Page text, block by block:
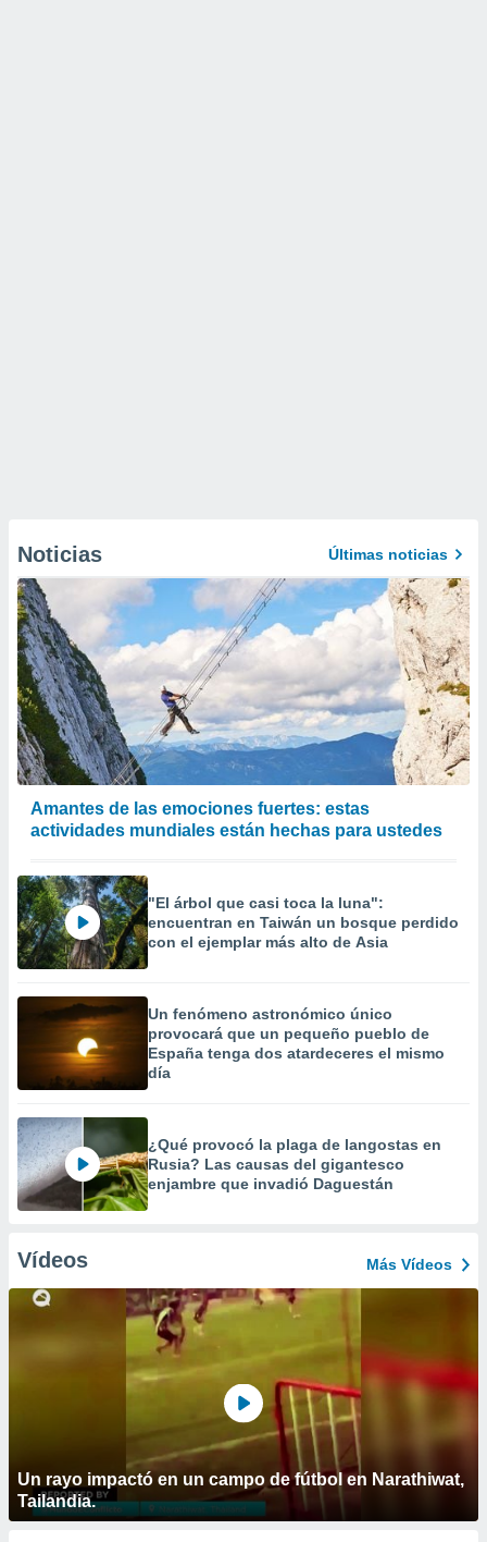
Noticias Últimas noticias
Amantes de las emociones fuertes: estas
actividades mundiales están hechas para ustedes
"El árbol que casi toca la luna":
encuentran en Taiwán un bosque perdido
con el ejemplar más alto de Asia
Un fenómeno astronómico único
provocará que un pequeño pueblo de
España tenga dos atardeceres el mismo
día
¿Qué provocó la plaga de langostas en
Rusia? Las causas del gigantesco
enjambre que invadió Daguestán
Vídeos Más Vídeos
Un rayo impactó en un campo de fútbol en Narathiwat,
Tailandia.